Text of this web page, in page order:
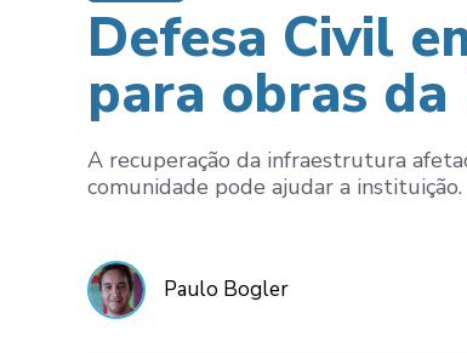
Defesa Civil
para obras
A recuperação da infraestrutura
comunidade pode ajudar a instituição.
Paulo Bogler